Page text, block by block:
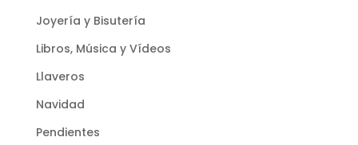
Joyería y Bisutería
Libros, Música y Vídeos
Llaveros
Navidad
Pendientes